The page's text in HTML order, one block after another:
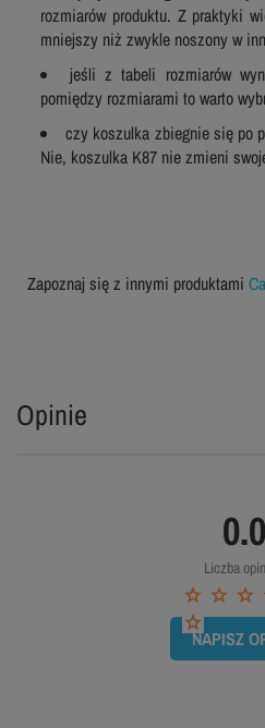
rozmiarów produktu. Z praktyki
mniejszy niż zwykle noszony w
jeśli z tabeli rozmiarów
pomiędzy rozmiarami to warto
czy koszulka zbiegnie się po
Nie, koszulka K87 nie zmieni
Zapoznaj się z innymi produktami
Opinie
0.0
Liczba
NAPISZ